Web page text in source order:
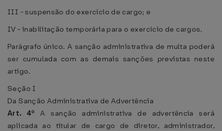
III - suspensão do exercício de cargo; e
IV - inabilitação temporária para o exercício de cargos.
Parágrafo único. A sanção administrativa de multa poderá
ser cumulada com as demais sanções previstas neste
artigo.
Seção I
Da Sanção Administrativa de Advertência
Art. 4ºA sanção administrativa de advertência será
aplicada ao titular de cargo de diretor, administrador,